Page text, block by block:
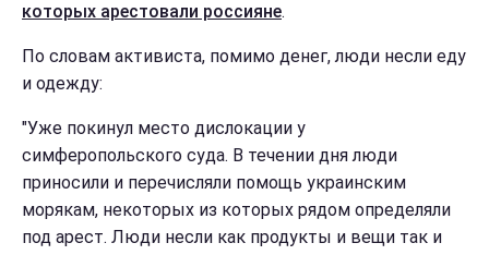
которых арестовали россияне.
По словам активиста, помимо денег, люди несли еду
и одежду:
"Уже покинул место дислокации у
симферопольского суда. В течении дня люди
приносили и перечисляли помощь украинским
морякам, некоторых из которых рядом определяли
под арест. Люди несли как продукты и вещи так и